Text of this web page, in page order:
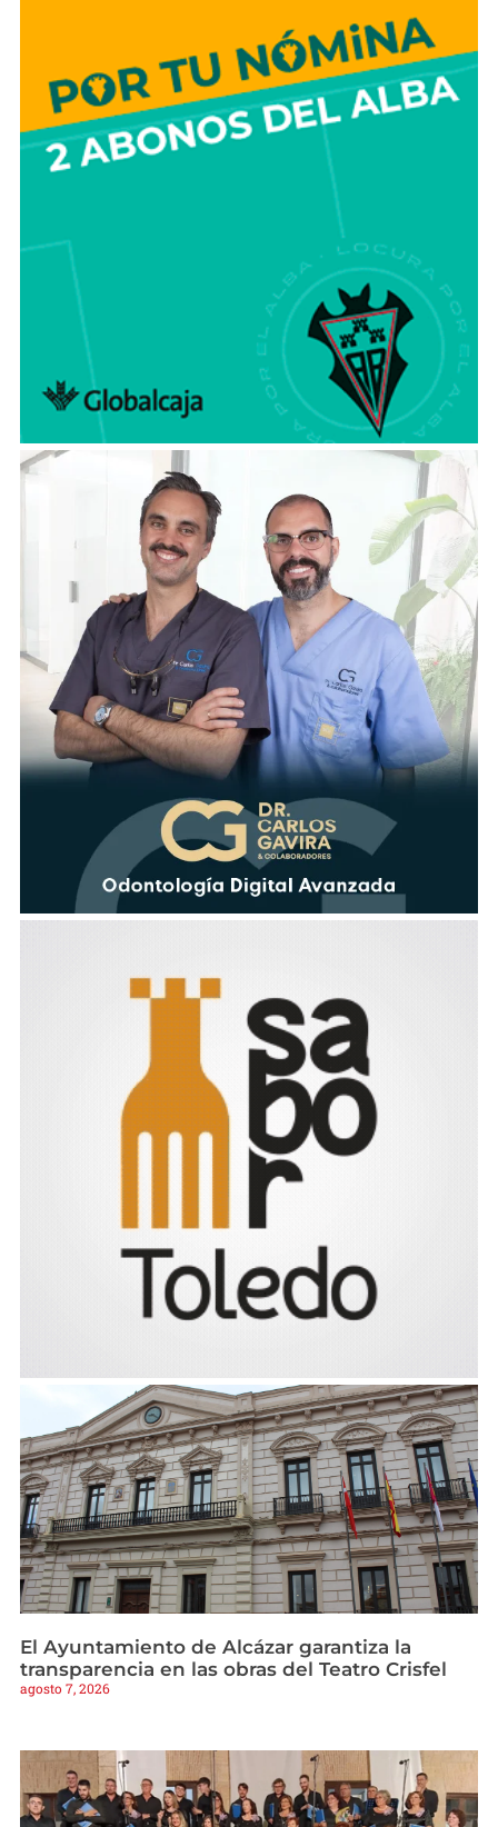
El Ayuntamiento de Alcázar garantiza la
transparencia en las obras del Teatro Crisfel
agosto 7, 2026